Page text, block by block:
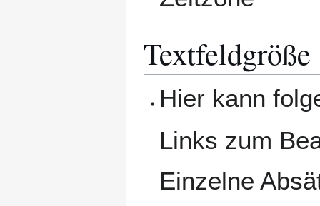
Textfeldgröße
Hier kann
Links zum
Einzelne